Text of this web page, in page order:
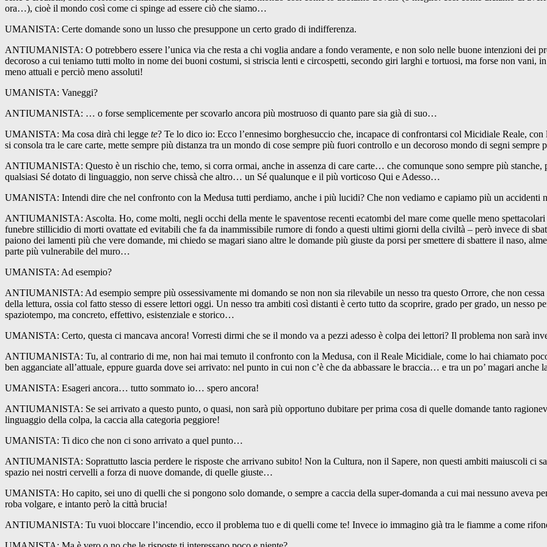
ora…), cioè il mondo così come ci spinge ad essere ciò che siamo…
UMANISTA: Certe domande sono un lusso che presuppone un certo grado di indifferenza.
ANTIUMANISTA: O potrebbero essere l’unica via che resta a chi voglia andare a fondo veramente, e non solo nelle buone intenzioni dei
decoroso a cui teniamo tutti molto in nome dei buoni costumi, si striscia lenti e circospetti, secondo giri larghi e tortuosi, ma forse non vani,
meno attuali e perciò meno assoluti!
UMANISTA: Vaneggi?
ANTIUMANISTA: … o forse semplicemente per scovarlo ancora più mostruoso di quanto pare sia già di suo…
UMANISTA: Ma cosa dirà chi legge te? Te lo dico io: Ecco l’ennesimo borghesuccio che, incapace di confrontarsi col Micidiale Reale,
si consola tra le care carte, mette sempre più distanza tra un mondo di cose sempre più fuori controllo e un decoroso mondo di segni
ANTIUMANISTA: Questo è un rischio che, temo, si corra ormai, anche in assenza di care carte… che comunque sono sempre più
qualsiasi Sé dotato di linguaggio, non serve chissà che altro… un Sé qualunque e il più vorticoso Qui e Adesso…
UMANISTA: Intendi dire che nel confronto con la Medusa tutti perdiamo, anche i più lucidi? Che non vediamo e capiamo più un accidenti
ANTIUMANISTA: Ascolta. Ho, come molti, negli occhi della mente le spaventose recenti ecatombi del mare come quelle meno
funebre stillicidio di morti ovattate ed evitabili che fa da inammissibile rumore di fondo a questi ultimi giorni della civiltà – però invece di
paiono dei lamenti più che vere domande, mi chiedo se magari siano altre le domande più giuste da porsi per smettere di sbattere il naso,
parte più vulnerabile del muro…
UMANISTA: Ad esempio?
ANTIUMANISTA: Ad esempio sempre più ossessivamente mi domando se non non sia rilevabile un nesso tra questo Orrore, che non
della lettura, ossia col fatto stesso di essere lettori oggi. Un nesso tra ambiti così distanti è certo tutto da scoprire, grado per grado, un nesso
spaziotempo, ma concreto, effettivo, esistenziale e storico…
UMANISTA: Certo, questa ci mancava ancora! Vorresti dirmi che se il mondo va a pezzi adesso è colpa dei lettori? Il problema non sarà
ANTIUMANISTA: Tu, al contrario di me, non hai mai temuto il confronto con la Medusa, con il Reale Micidiale, come lo hai chiamato
ben agganciate all’attuale, eppure guarda dove sei arrivato: nel punto in cui non c’è che da abbassare le braccia… e tra un po’ magari anche
UMANISTA: Esageri ancora… tutto sommato io… spero ancora!
ANTIUMANISTA: Se sei arrivato a questo punto, o quasi, non sarà più opportuno dubitare per prima cosa di quelle domande tanto
linguaggio della colpa, la caccia alla categoria peggiore!
UMANISTA: Ti dico che non ci sono arrivato a quel punto…
ANTIUMANISTA: Soprattutto lascia perdere le risposte che arrivano subito! Non la Cultura, non il Sapere, non questi ambiti maiuscoli ci
spazio nei nostri cervelli a forza di nuove domande, di quelle giuste…
UMANISTA: Ho capito, sei uno di quelli che si pongono solo domande, o sempre a caccia della super-domanda a cui mai nessuno aveva
roba volgare, e intanto però la città brucia!
ANTIUMANISTA: Tu vuoi bloccare l’incendio, ecco il problema tuo e di quelli come te! Invece io immagino già tra le fiamme a come